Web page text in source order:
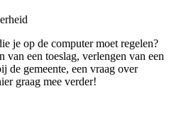
je op de computer moet regelen?
van een toeslag, verlengen van een
de gemeente, een vraag over
graag mee verder!